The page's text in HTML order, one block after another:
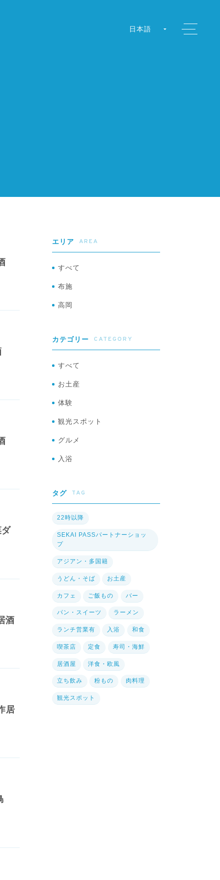
酒
居
エリア AREA
すべて
布施
高岡
カテゴリー CATEGORY
すべて
お土産
体験
観光スポット
グルメ
入浴
タグ TAG
22時以降
SEKAI PASSパートナーショッ
プ
アジアン・多国籍
うどん・そば お土産
カフェ ご飯もの バー
パン・スイーツ ラーメン
ランチ営業有 入浴 和食
喫茶店 定食 寿司・海鮮
居酒屋 洋食・欧風
立ち飲み 粉もの 肉料理
観光スポット